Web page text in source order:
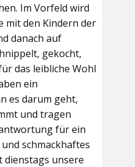
Im Vorfeld wird
mit den Kindern der
danach auf
gekocht,
das leibliche Wohl
ein
es darum geht,
und tragen
für ein
schmackhaftes
dienstags unsere